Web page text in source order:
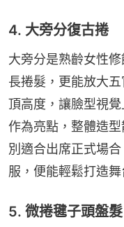
4. 大旁分復古捲
大旁分是熟齡女性
長捲髮，更能放大
頂高度，讓臉型視
作為亮點，整體造
別適合出席正式場
服，便能輕鬆打造舞
5. 微捲毽子頭盤髮